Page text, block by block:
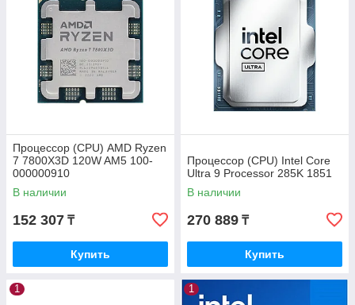
Процессор (CPU) AMD Ryzen
7 7800X3D 120W AM5 100-
000000910
В наличии
152 307 ₸
Купить
Процессор (CPU) Intel Core
Ultra 9 Processor 285K 1851
В наличии
270 889 ₸
Купить
1 1